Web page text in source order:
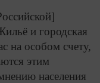
и городская
на особом счету,
этим
населения